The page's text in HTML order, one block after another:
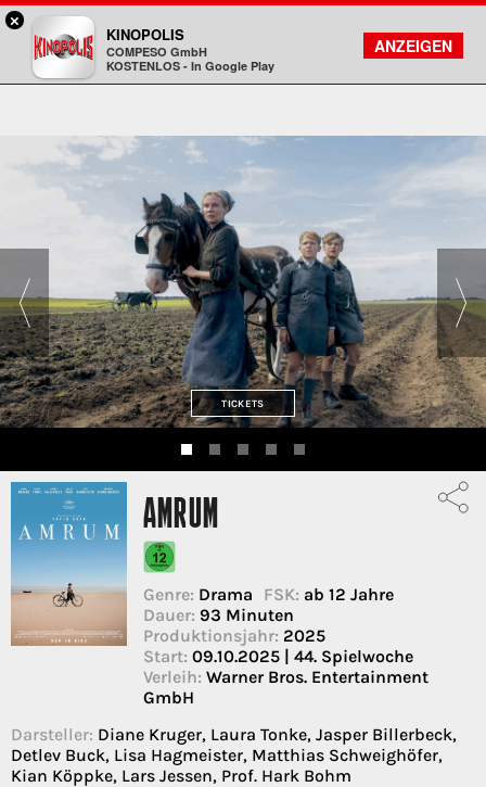
Kinopolis
FILMSUCHE
KONTO
TICKETS
AMRUM
Genre: Drama FSK: ab 12 Jahre
Dauer: 93 Minuten
Produktionsjahr: 2025
Start: 09.10.2025 | 44. Spielwoche
Verleih: Warner Bros. Entertainment
GmbH
Darsteller: Diane Kruger, Laura Tonke, Jasper Billerbeck,
Detlev Buck, Lisa Hagmeister, Matthias Schweighöfer,
Kian Köppke, Lars Jessen, Prof. Hark Bohm
×
KINOPOLIS
COMPESO GmbH
KOSTENLOS - In Google Play
ANZEIGEN